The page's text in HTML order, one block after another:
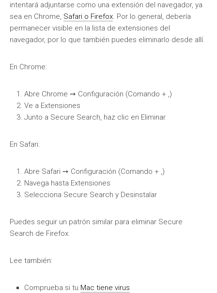
intentará adjuntarse como una extensión del navegador, ya
sea en Chrome, Safari o Firefox. Por lo general, debería
permanecer visible en la lista de extensiones del
navegador, por lo que también puedes eliminarlo desde allí.
En Chrome:
Abre Chrome ➙ Configuración (Comando + ,)
Ve a Extensiones
Junto a Secure Search, haz clic en Eliminar
En Safari:
Abre Safari ➙ Configuración (Comando + ,)
Navega hasta Extensiones
Selecciona Secure Search y Desinstalar
Puedes seguir un patrón similar para eliminar Secure
Search de Firefox.
Lee también:
Comprueba si tu Mac tiene virus